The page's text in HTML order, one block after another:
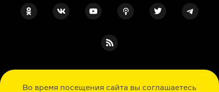
Во время посещения сайта вы соглашаетесь